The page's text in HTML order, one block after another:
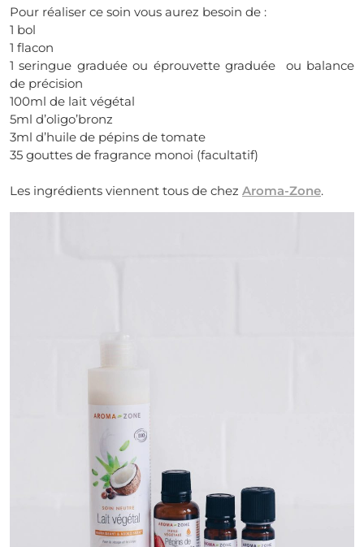
Pour réaliser ce soin vous aurez besoin de :
1 bol
1 flacon
1 seringue graduée ou éprouvette graduée ou balance
de précision
100ml de lait végétal
5ml d’oligo’bronz
3ml d’huile de pépins de tomate
35 gouttes de fragrance monoi (facultatif)
Les ingrédients viennent tous de chez Aroma-Zone.